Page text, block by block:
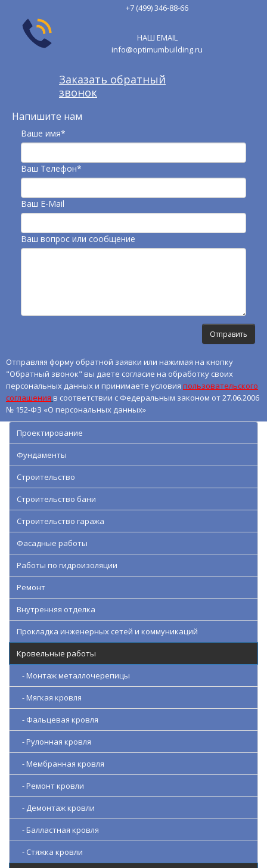
+7 (499) 346-88-66
НАШ EMAIL
info@optimumbuilding.ru
Заказать обратный
звонок
Напишите нам
Ваше имя*
Ваш Телефон*
Ваш E-Mail
Ваш вопрос или сообщение
Отправляя форму обратной заявки или нажимая на кнопку
"Обратный звонок" вы даете согласие на обработку своих
персональных данных и принимаете условия пользовательского
соглашения в соответствии с Федеральным законом от 27.06.2006
№ 152-ФЗ «О персональных данных»
Проектирование
Фундаменты
Строительство
Строительство бани
Строительство гаража
Фасадные работы
Работы по гидроизоляции
Ремонт
Внутренняя отделка
Прокладка инженерных сетей и коммуникаций
Кровельные работы
- Монтаж металлочерепицы
- Мягкая кровля
- Фальцевая кровля
- Рулонная кровля
- Мембранная кровля
- Ремонт кровли
- Демонтаж кровли
- Балластная кровля
- Стяжка кровли